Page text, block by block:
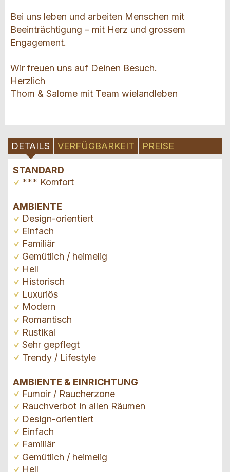
Bei uns leben und arbeiten Menschen mit
Beeinträchtigung – mit Herz und grossem
Engagement.
Wir freuen uns auf Deinen Besuch.
Herzlich
Thom & Salome mit Team wielandleben
DETAILS VERFÜGBARKEIT PREISE
STANDARD
*** Komfort
AMBIENTE
Design-orientiert
Einfach
Familiär
Gemütlich / heimelig
Hell
Historisch
Luxuriös
Modern
Romantisch
Rustikal
Sehr gepflegt
Trendy / Lifestyle
AMBIENTE & EINRICHTUNG
Fumoir / Raucherzone
Rauchverbot in allen Räumen
Design-orientiert
Einfach
Familiär
Gemütlich / heimelig
Hell